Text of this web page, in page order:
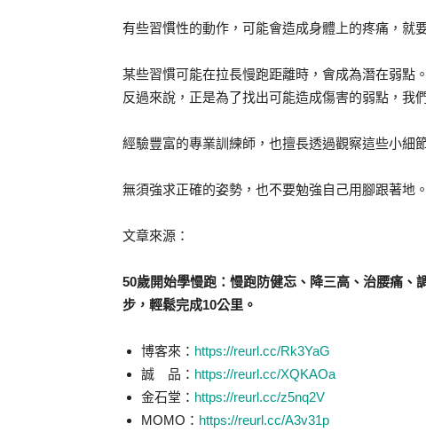
有些習慣性的動作，可能會造成身體上的疼痛，就
某些習慣可能在拉長慢跑距離時，會成為潛在弱點
反過來說，正是為了找出可能造成傷害的弱點，我
經驗豐富的專業訓練師，也擅長透過觀察這些小細
無須強求正確的姿勢，也不要勉強自己用腳跟著地。
文章來源：
50歲開始學慢跑：慢跑防健忘、降三高、治腰痛、
步，輕鬆完成10公里。
博客來： https://reurl.cc/Rk3YaG
誠 品： https://reurl.cc/XQKAOa
金石堂： https://reurl.cc/z5nq2V
MOMO： https://reurl.cc/A3v31p